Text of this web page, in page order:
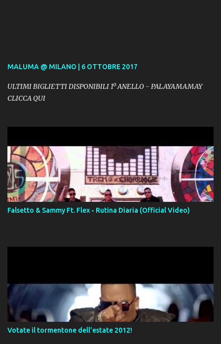
MALUMA @ MILANO | 6 OTTOBRE 2017
ULTIMI BIGLIETTI DISPONIBILI 1º ANELLO - PALAYAMAMAY
CLICCA QUI
Falsetto & Sammy Ft. Flex - Rutina Diaria (Official Video)
Votate il tormentone dell'estate 2012!